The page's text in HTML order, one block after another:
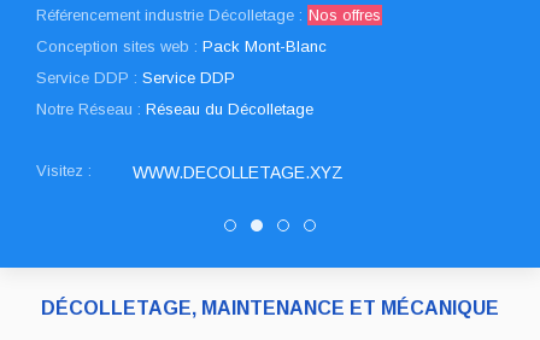
Référencement industrie Décolletage : Nos offres
Conception sites web : Pack Mont-Blanc
Service DDP : Service DDP
Notre Réseau : Réseau du Décolletage
Visitez : WWW.DECOLLETAGE.XYZ
PATUREL DECOLLETAGE
Decolletage.xyz
DRAULT DECOLLETAGE
DÉCOLLETAGE, MAINTENANCE ET MÉCANIQUE